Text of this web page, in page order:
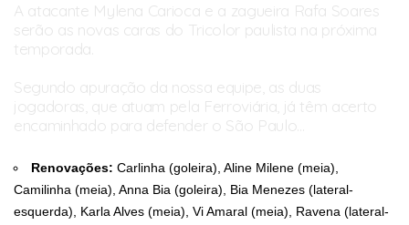
A atacante Mylena Carioca e a zagueira Rafa Soares
serão as novas caras do Tricolor paulista na próxima
temporada.
Segundo apuração da nossa equipe, as duas
jogadoras, que atuam pela Ferroviária, já têm acerto
encaminhado para defender o São Paulo…
— Fut das Minas (@futdasminass)November 26, 2025
Renovações:Carlinha (goleira), Aline Milene (meia),
Camilinha (meia), Anna Bia (goleira), Bia Menezes (lateral-
esquerda), Karla Alves (meia), Vi Amaral (meia), Ravena (lateral-